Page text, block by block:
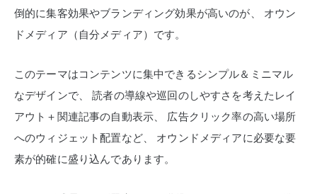
倒的に集客効果やブランディング効果が高いのが、
オウン
ドメディア（自分メディア）です。
このテーマはコンテンツに集中できるシンプル＆ミニマル
なデザインで、
読者の導線や巡回のしやすさを考えたレイ
アウト＋関連記事の自動表示、
広告クリック率の高い場所
へのウィジェット配置など、
オウンドメディアに必要な要
素が的確に盛り込んであります。